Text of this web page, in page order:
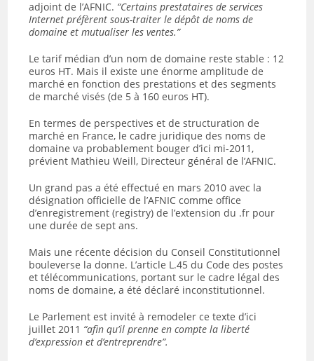
adjoint de l’AFNIC. “Certains prestataires de services
Internet préfèrent sous-traiter le dépôt de noms de
domaine et mutualiser les ventes.”
Le tarif médian d’un nom de domaine reste stable : 12
euros HT. Mais il existe une énorme amplitude de
marché en fonction des prestations et des segments
de marché visés (de 5 à 160 euros HT).
En termes de perspectives et de structuration de
marché en France, le cadre juridique des noms de
domaine va probablement bouger d’ici mi-2011,
prévient Mathieu Weill, Directeur général de l’AFNIC.
Un grand pas a été effectué en mars 2010 avec la
désignation officielle de l’AFNIC comme office
d’enregistrement (registry) de l’extension du .fr pour
une durée de sept ans.
Mais une récente décision du Conseil Constitutionnel
bouleverse la donne. L’article L.45 du Code des postes
et télécommunications, portant sur le cadre légal des
noms de domaine, a été déclaré inconstitutionnel.
Le Parlement est invité à remodeler ce texte d’ici
juillet 2011 “afin qu’il prenne en compte la liberté
d’expression et d’entreprendre”.